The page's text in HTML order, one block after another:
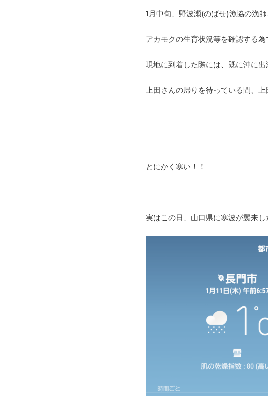
1月中旬、野波瀬(のばせ)漁協の漁
アカモクの生育状況等を確認する為
現地に到着した際には、既に沖に出
上田さんの帰りを待っている間、上
とにかく寒い！！
実はこの日、山口県に寒波が襲来